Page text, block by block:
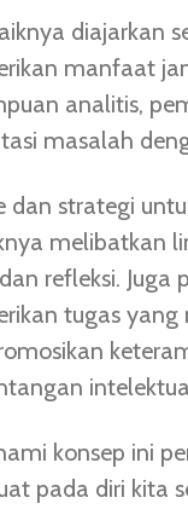
diajarkan
manfaat
analitis,
masalah
dan strategi
melibatkan
refleksi.
tugas yang
konsep ini
pada diri kita